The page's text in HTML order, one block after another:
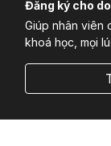
Đăng ký cho
Giúp nhân viên
khoá học, mọi